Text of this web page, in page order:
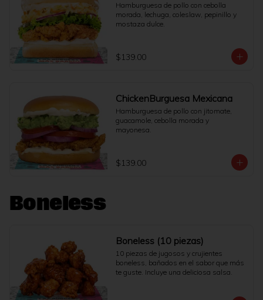
Hamburguesa de pollo con cebolla
morada, lechuga, coleslaw, pepinillo y
mostaza dulce.
$139.00
ChickenBurguesa Mexicana
Hamburguesa de pollo con jitomate,
guacamole, cebolla morada y
mayonesa.
$139.00
Boneless
Boneless (10 piezas)
10 piezas de jugosos y crujientes
boneless, bañados en el sabor que más
te guste. Incluye una deliciosa salsa.